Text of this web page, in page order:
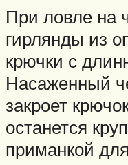
При ловле на
гирлянды из
крючки с
Насаженный
закроет
останется
приманкой